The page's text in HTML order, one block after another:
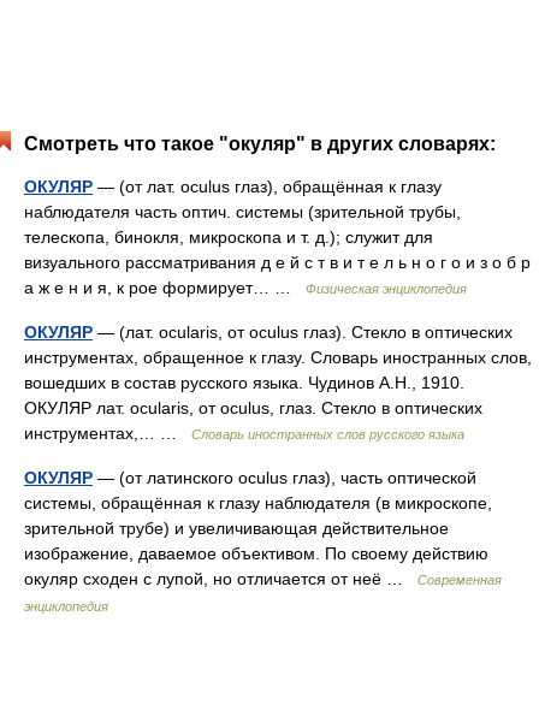
Смотреть что такое "окуляр" в других словарях:
ОКУЛЯР — (от лат. oculus глаз), обращённая к глазу
наблюдателя часть оптич. системы (зрительной трубы,
телескопа, бинокля, микроскопа и т. д.); служит для
визуального рассматривания д е й с т в и т е л ь н о г о и з о б р
а ж е н и я, к рое формирует… …
Физическая энциклопедия
ОКУЛЯР — (лат. ocularis, от oculus глаз). Стекло в оптических
инструментах, обращенное к глазу. Словарь иностранных слов,
вошедших в состав русского языка. Чудинов А.Н., 1910.
ОКУЛЯР лат. ocularis, от oculus, глаз. Стекло в оптических
инструментах,… …
Словарь иностранных слов русского языка
ОКУЛЯР — (от латинского oculus глаз), часть оптической
системы, обращённая к глазу наблюдателя (в микроскопе,
зрительной трубе) и увеличивающая действительное
изображение, даваемое объективом. По своему действию
окуляр сходен с лупой, но отличается от неё …
Современная
энциклопедия